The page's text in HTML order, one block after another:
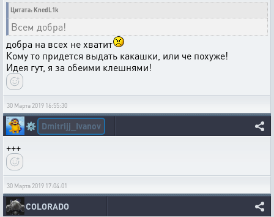
Цитата: KnedL1k
Всем добра!
добра на всех не хватит
Кому то придется выдать какашки, или че похуже!
Идея гут, я за обеими клешнями!
30 Марта 2019 16:55:30
⚙️ Dmitrijj_Ivanov
+++
30 Марта 2019 17:04:01
COLORADO